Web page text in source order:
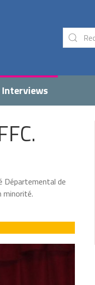
Interviews
Départemental de
minorité.